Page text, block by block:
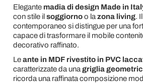
Elegante madia di design Made in
con stile il soggiornoo la zona living.
contemporaneo si distingue per una
capace di trasformare il mobile
decorativo raffinato.
Leante in MDF rivestito in PVC
caratterizzate da una griglia
ricorda una raffinata composizione